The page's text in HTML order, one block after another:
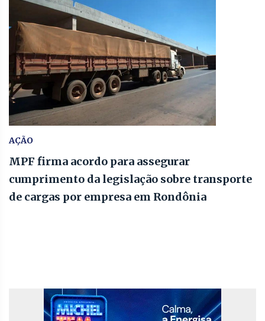
AÇÃO
MPF firma acordo para assegurar
cumprimento da legislação sobre transporte
de cargas por empresa em Rondônia